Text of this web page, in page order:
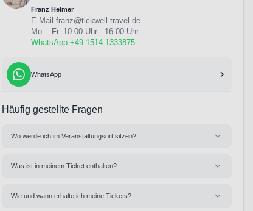
Franz Helmer
E-Mail franz@tickwell-travel.de
Mo. - Fr. 10:00 Uhr - 16:00 Uhr
WhatsApp +49 1514 1333875
WhatsApp
Häufig gestellte Fragen
Wo werde ich im Veranstaltungsort sitzen?
Was ist in meinem Ticket enthalten?
Wie und wann erhalte ich meine Tickets?